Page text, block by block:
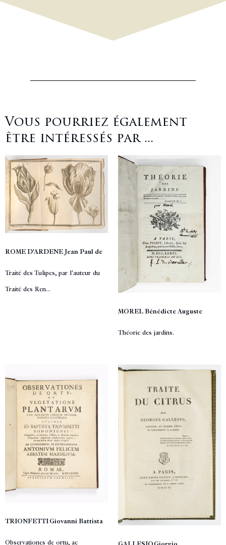
Vous pourriez également
être intéressés par ...
ROME D'ARDENE Jean Paul de
Traité des Tulipes, par l'auteur du
Traité des Ren...
MOREL Bénédicte Auguste
Théorie des jardins.
TRIONFETTI Giovanni Battista
Observationes de ortu, ac